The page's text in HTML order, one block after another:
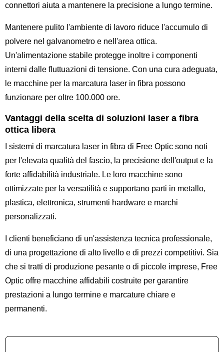
connettori aiuta a mantenere la precisione a lungo termine.
Mantenere pulito l'ambiente di lavoro riduce l'accumulo di
polvere nel galvanometro e nell'area ottica.
Un'alimentazione stabile protegge inoltre i componenti
interni dalle fluttuazioni di tensione. Con una cura adeguata,
le macchine per la marcatura laser in fibra possono
funzionare per oltre 100.000 ore.
Vantaggi della scelta di soluzioni laser a fibra
ottica libera
I sistemi di marcatura laser in fibra di Free Optic sono noti
per l'elevata qualità del fascio, la precisione dell'output e la
forte affidabilità industriale. Le loro macchine sono
ottimizzate per la versatilità e supportano parti in metallo,
plastica, elettronica, strumenti hardware e marchi
personalizzati.
I clienti beneficiano di un'assistenza tecnica professionale,
di una progettazione di alto livello e di prezzi competitivi. Sia
che si tratti di produzione pesante o di piccole imprese, Free
Optic offre macchine affidabili costruite per garantire
prestazioni a lungo termine e marcature chiare e
permanenti.